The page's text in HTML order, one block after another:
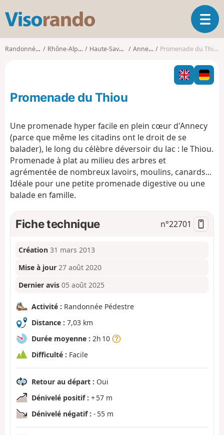
s
o
o
O
u
v
i
r
l
v
g
t
Randonnées Rhône-Alpes Haute-Savoie Annecy Promenade du Thiou
Promenade du Thiou
Une promenade hyper facile en plein cœur d'Annecy
(parce que même les citadins ont le droit de se
balader), le long du célèbre déversoir du lac : le Thiou.
Promenade à plat au milieu des arbres et
agrémentée de nombreux lavoirs, moulins, canards...
Idéale pour une petite promenade digestive ou une
balade en famille.
Fiche technique n°22701
Création 31 mars 2013
Mise à jour 27 août 2020
Dernier avis 05 août 2025
Activité : Randonnée Pédestre
Distance : 7,03 km
Durée moyenne : 2h 10
Difficulté : Facile
Retour au départ : Oui
Dénivelé positif : + 57 m
Dénivelé négatif : - 55 m